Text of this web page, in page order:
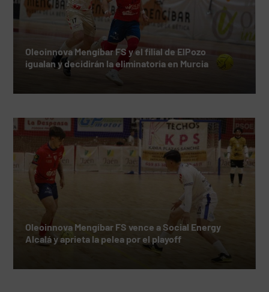
Oleoinnova Mengíbar FS y el filial de ElPozo
igualan y decidirán la eliminatoria en Murcia
Oleoinnova Mengíbar FS vence a Social Energy
Alcalá y aprieta la pelea por el playoff